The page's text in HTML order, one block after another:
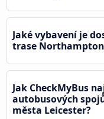
Jaké vybavení je
trase Northampton
Jak CheckMyBus
autobusových
města Leicester?